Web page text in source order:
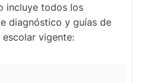
incluye todos los
diagnóstico y guías de
vigente: